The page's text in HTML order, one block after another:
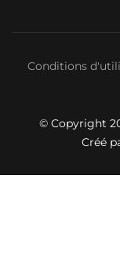
Conditions
© Copyright
Créé